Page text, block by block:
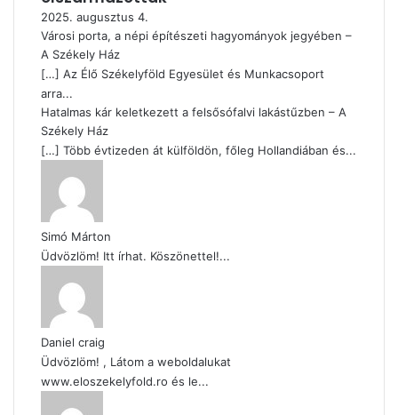
2025. augusztus 4.
Városi porta, a népi építészeti hagyományok jegyében –
A Székely Ház
[…] Az Élő Székelyföld Egyesület és Munkacsoport
arra...
Hatalmas kár keletkezett a felsősófalvi lakástűzben – A
Székely Ház
[…] Több évtizeden át külföldön, főleg Hollandiában és...
Simó Márton
Üdvözlöm! Itt írhat. Köszönettel!...
Daniel craig
Üdvözlöm! , Látom a weboldalukat
www.eloszekelyfold.ro és le...